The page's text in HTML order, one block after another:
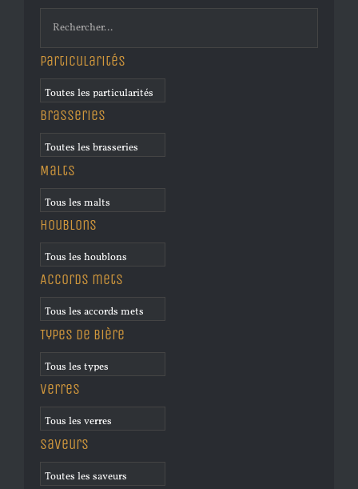
Particularités
Brasseries
Malts
Houblons
Accords mets
Types de bière
Verres
Saveurs